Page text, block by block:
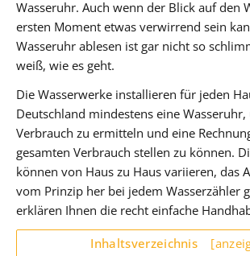
Wasseruhr. Auch wenn der Blick auf den
ersten Moment etwas verwirrend sein
Wasseruhr ablesen ist gar nicht so
weiß, wie es geht.
Die Wasserwerke installieren für jeden
Deutschland mindestens eine Wasseruhr,
Verbrauch zu ermitteln und eine
gesamten Verbrauch stellen zu können.
können von Haus zu Haus variieren, das
vom Prinzip her bei jedem Wasserzähler
erklären Ihnen die recht einfache
Inhaltsverzeichnis